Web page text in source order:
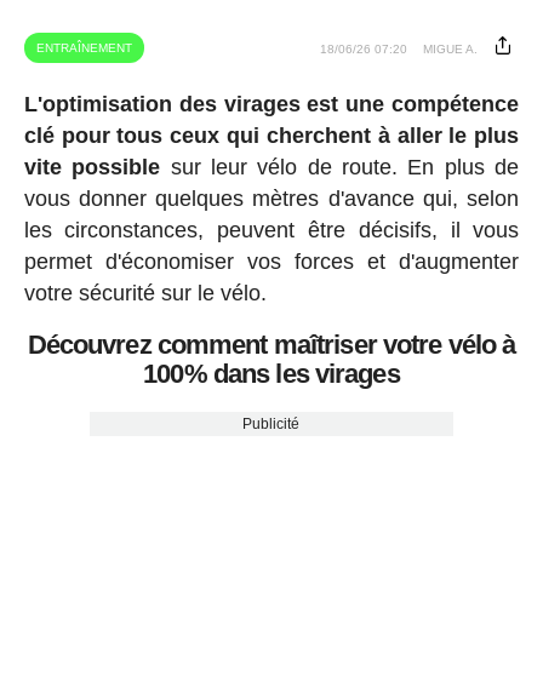
ENTRAÎNEMENT 18/06/26 07:20 MIGUE A.
L'optimisation des virages est une compétence
clé pour tous ceux qui cherchent à aller le plus
vite possible sur leur vélo de route. En plus de
vous donner quelques mètres d'avance qui, selon
les circonstances, peuvent être décisifs, il vous
permet d'économiser vos forces et d'augmenter
votre sécurité sur le vélo.
Découvrez comment maîtriser votre vélo à
100% dans les virages
Publicité